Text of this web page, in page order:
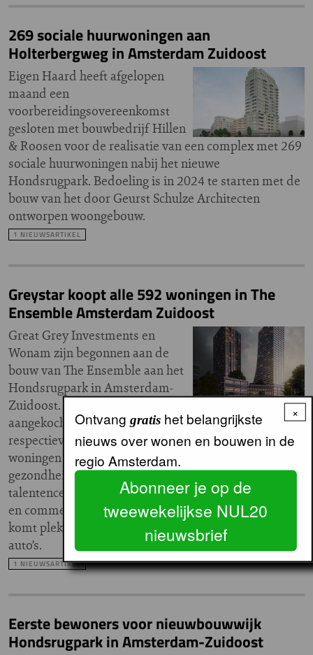
269 sociale huurwoningen aan
Holterbergweg in Amsterdam Zuidoost
Eigen Haard heeft afgelopen
maand een
voorbereidingsovereenkomst
gesloten met bouwbedrijf Hillen
& Roosen voor de realisatie van een complex met 269
sociale huurwoningen nabij het nieuwe
Hondsrugpark. Bedoeling is in 2024 te starten met de
bouw van het door Geurst Schulze Architecten
ontworpen woongebouw.
1 NIEUWSARTIKEL
Greystar koopt alle 592 woningen in The
Ensemble Amsterdam Zuidoost
Great Grey Investments en
Wonam zijn begonnen aan de
bouw van The Ensemble aan het
Hondsrugpark in Amsterdam-
Zuidoost. De woningen in het complex zijn
aangekocht door Greystar. In de twee torens van
respectievelijk 115 en 95 meter komen naast 592
woningen faciliteiten en voorzieningen, zoals een
gezondheidscentrum met apotheek, een
talentencentrum voor jongeren, kantoren (20.000 m2)
en commerciële voorzieningen. In de parkeergarage
komt plek voor 2.350 fietsen, 120 scooters en 239
auto’s.
1 NIEUWSARTIKEL
Eerste bewoners voor nieuwbouwwijk
Hondsrugpark in Amsterdam-Zuidoost
×
Ontvang gratishet belangrijkste
nieuws over wonen en bouwen in de
regio Amsterdam.
Abonneer je op de
tweewekelijkse NUL20
nieuwsbrief